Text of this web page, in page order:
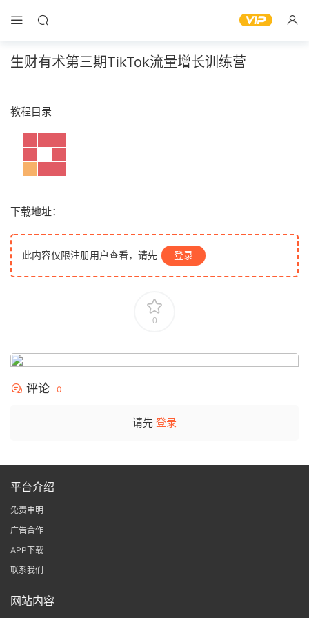
生财有术第三期TikTok流量增长训练营
教程目录
下载地址：
此内容仅限注册用户查看，请先 登录
0
评论 0
请先 登录
平台介绍
免责申明
广告合作
APP下载
联系我们
网站内容